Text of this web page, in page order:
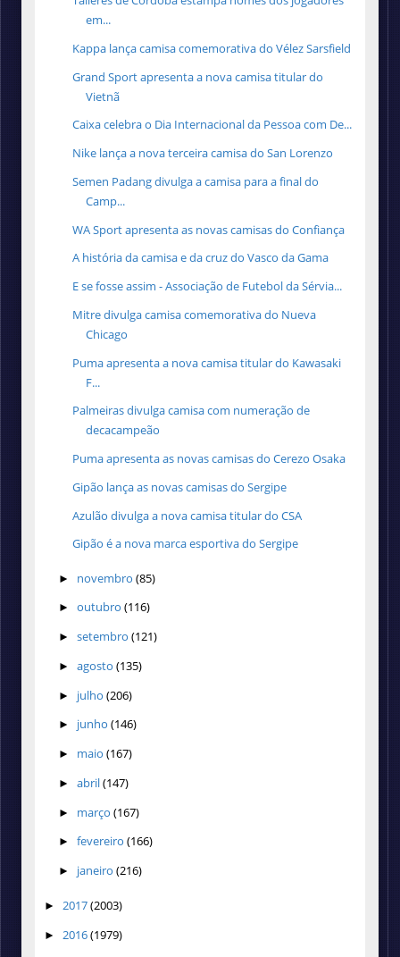
em...
Kappa lança camisa comemorativa do Vélez Sarsfield
Grand Sport apresenta a nova camisa titular do
Vietnã
Caixa celebra o Dia Internacional da Pessoa com De...
Nike lança a nova terceira camisa do San Lorenzo
Semen Padang divulga a camisa para a final do
Camp...
WA Sport apresenta as novas camisas do Confiança
A história da camisa e da cruz do Vasco da Gama
E se fosse assim - Associação de Futebol da Sérvia...
Mitre divulga camisa comemorativa do Nueva
Chicago
Puma apresenta a nova camisa titular do Kawasaki
F...
Palmeiras divulga camisa com numeração de
decacampeão
Puma apresenta as novas camisas do Cerezo Osaka
Gipão lança as novas camisas do Sergipe
Azulão divulga a nova camisa titular do CSA
Gipão é a nova marca esportiva do Sergipe
► novembro (85)
► outubro (116)
► setembro (121)
► agosto (135)
► julho (206)
► junho (146)
► maio (167)
► abril(147)
► março (167)
► fevereiro (166)
► janeiro (216)
► 2017(2003)
► 2016(1979)